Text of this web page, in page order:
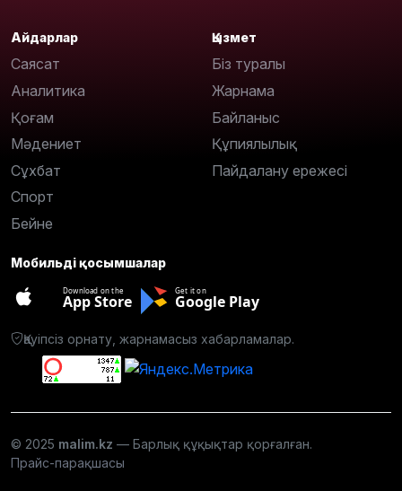
Айдарлар
Саясат
Аналитика
Қоғам
Мәдениет
Сұхбат
Спорт
Бейне
Қызмет
Біз туралы
Жарнама
Байланыс
Құпиялылық
Пайдалану ережесі
Мобильді қосымшалар
Download on the
App Store
Get it on
Google Play
Қауіпсіз орнату, жарнамасыз хабарламалар.
© 2025 malim.kz — Барлық құқықтар қорғалған.
Прайс-парақшасы